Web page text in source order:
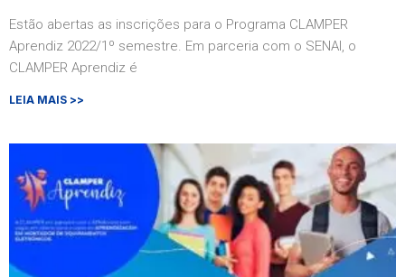
Estão abertas as inscrições para o Programa CLAMPER
Aprendiz 2022/1º semestre. Em parceria com o SENAI, o
CLAMPER Aprendiz é
LEIA MAIS >>